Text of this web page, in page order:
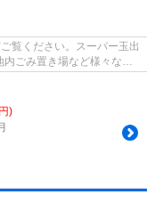
覧ください。スーパー玉出
ごみ置き場など様々な設
)